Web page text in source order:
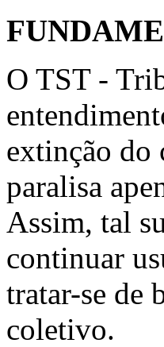
O TST -
extinção do
paralisa
Assim, tal
continuar
tratar-se de
coletivo.